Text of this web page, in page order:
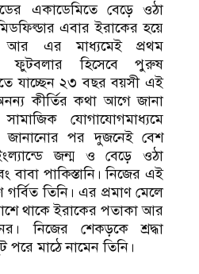
একাডেমিতে বেড়ে ওঠা
এবার ইরাকের হয়ে
আর এর মাধ্যমেই প্রথম
ফুটবলার হিসেবে পুরুষ
যাচ্ছেন ২৩ বছর বয়সী এই
কীর্তির কথা আগে জানা
যোগাযোগমাধ্যমে
জানানোর পর দুজনেই বেশ
জন্ম ও বেড়ে ওঠা
বাবা পাকিস্তানি। নিজের এই
গর্বিত তিনি। এর প্রমাণ মেলে
থাকে ইরাকের পতাকা আর
নিজের শেকড়কে শ্রদ্ধা
মাঠে নামেন তিনি।